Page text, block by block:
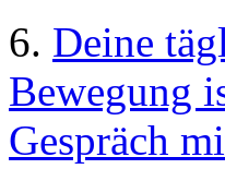
6. Deine
Bewegung
Gespräch